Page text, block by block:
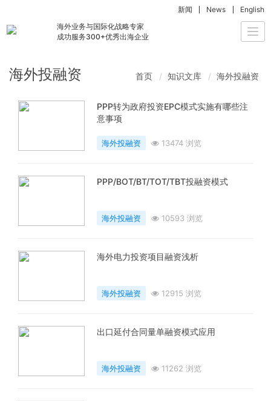
海外业务与国际化战略专家
成功服务300+优秀出海企业
新闻 News English
海外投融资 首页 知识文库 海外投融资
PPP转为政府投资EPC模式实施有哪些注
意事项
海外投融资 13474 浏览
PPP/BOT/BT/TOT/TBT投融资模式
海外投融资 10593 浏览
海外电力投资项目融资浅析
海外投融资 12915 浏览
出口延付合同量单融资模式应用
海外投融资 11262 浏览